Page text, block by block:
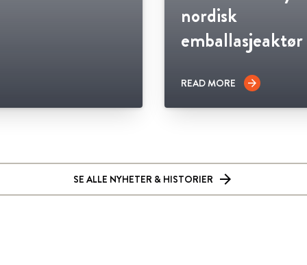
nordisk
emballasjeaktør
READ MORE arrow_forward
SE ALLE NYHETER & HISTORIER